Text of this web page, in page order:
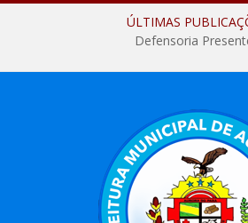
ÚLTIMAS
Defensoria